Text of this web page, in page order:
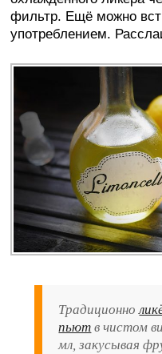
фильтр. Ещё можно
употреблением.
Традиционно
пьют в чистом
мл, закусывая